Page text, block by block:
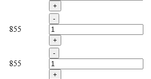
+
855
-
+
855
-
+